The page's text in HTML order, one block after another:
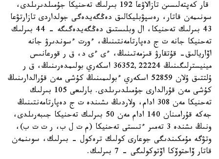
قار كەپتەلىسىن تازالاۋعا 192 بىرلىك تەحنيكا جۇمىلدىرىلدى،
سونىمەن قاتار، رەسپۋبليكالىق دەڭگەيدەگى جولداردى تازارتۋعا
43 بىرلىك تەحنيكا، ال وبلىستىق دەڭگەيدەگىگە - 44 بىرلىك
تەحنيكا جانە ت ج دەپارتامەنتىنىڭ، ءورت ءسوندىرۋ جانە
اۆاريالىق- قۇتقارۋ قىزمەتىنىڭ، ءى ءى د، ق ر قورعانىس
مينيسترلىگىنىڭ 36352,22224 اسكەري بولىمدەرىنىڭ، ق ر
ۇلتتىق ۇلان 52859 اسكەري ءبولىمىنىڭ كۇشى مەن قۇرالدارىنىڭ
كۇشى مەن قۇرالدارى جۇمىلدىرىلدى. بارلىعى 105 بىرلىك
تەحنيكا مەن 308 ادام، ولاردىڭ ىشىندە ت ج دەپارتامەنتىنىڭ
جەكە قۇرامىنان 140 ادام مەن 50 بىرلىك تەحنيكا جىبەرىلدى،
ونىڭ ىشندە 3 تەمىر ءتىستى تەحنيكا (م ت ل ب، ر ت ت ب)،
وتۋگە مۇمكىندىگى جوعارى كولىك ترەكول - بىرلىك، سوىنمەن
قاتار ۆاحتوۆكا اۆتوكولىگى - 7 بىرلىك.